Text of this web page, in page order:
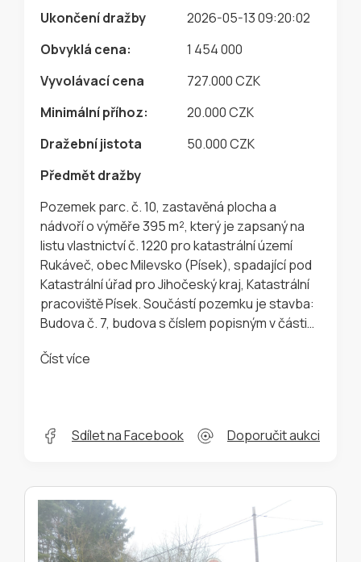
Ukončení dražby
2026-05-13 09:20:02
Obvyklá cena:
1 454 000
Vyvolávací cena
727.000 CZK
Minimální příhoz:
20.000 CZK
Dražební jistota
50.000 CZK
Předmět dražby
Pozemek parc. č. 10, zastavěná plocha a
nádvoří o výměře 395 m², který je zapsaný na
listu vlastnictví č. 1220 pro katastrální území
Rukáveč, obec Milevsko (Písek), spadající pod
Katastrální úřad pro Jihočeský kraj, Katastrální
pracoviště Písek. Součástí pozemku je stavba:
Budova č. 7, budova s číslem popisným v části
č. 914/14, zahrada o výměře 24 m², který je
pracoviště Písek.
Číst více
Sdílet na Facebook Doporučit aukci